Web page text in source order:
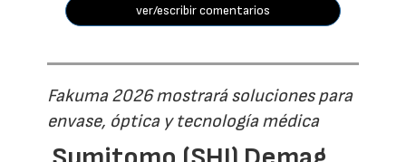
ver/escribir comentarios
Fakuma 2026 mostrará soluciones para
envase, óptica y tecnología médica